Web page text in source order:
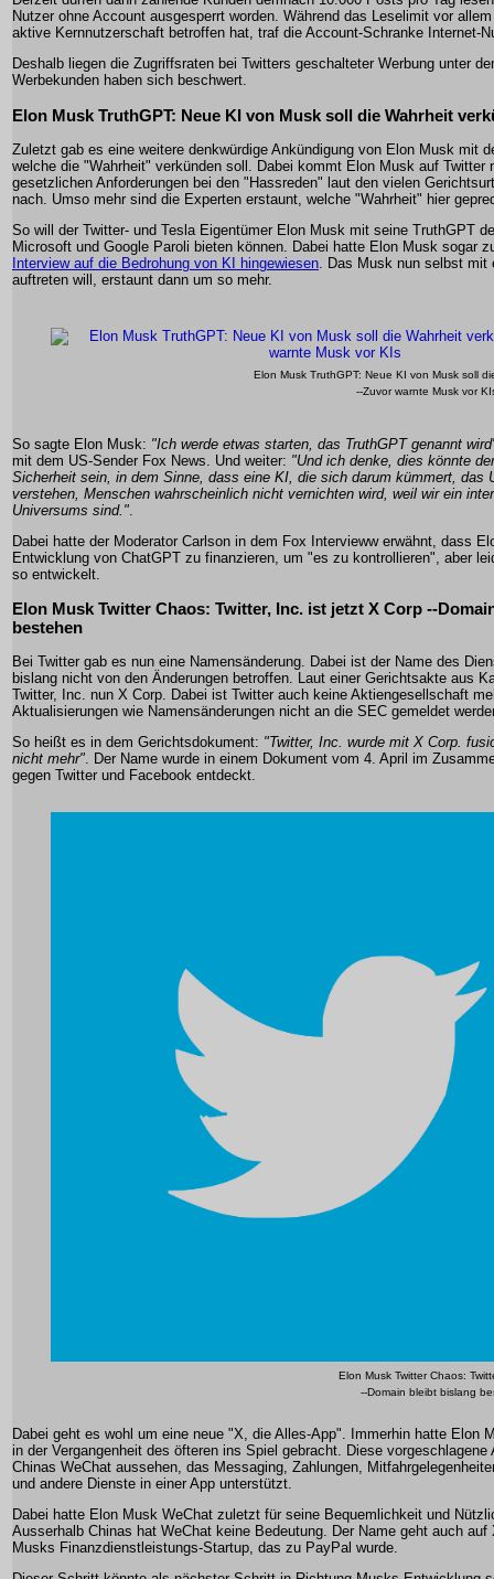
Nutzer ohne Account ausgesperrt worden. Während das Leselimit vor
aktive Kernnutzerschaft betroffen hat, traf die Account-Schranke Internet-
Deshalb liegen die Zugriffsraten bei Twitters geschalteter Werbung unter
Werbekunden haben sich beschwert.
Elon Musk TruthGPT: Neue KI von Musk soll die Wahrheit
Zuletzt gab es eine weitere denkwürdige Ankündigung von Elon Musk mit
welche die "Wahrheit" verkünden soll. Dabei kommt Elon Musk auf Twitter
gesetzlichen Anforderungen bei den "Hassreden" laut den vielen
nach. Umso mehr sind die Experten erstaunt, welche "Wahrheit" hier
So will der Twitter- und Tesla Eigentümer Elon Musk mit seine TruthGPT
Microsoft und Google Paroli bieten können. Dabei hatte Elon Musk sogar
Interview auf die Bedrohung von KI hingewiesen . Das Musk nun selbst
auftreten will, erstaunt dann um so mehr.
Elon Musk TruthGPT: Neue KI von Musk soll
--Zuvor warnte Musk vor
So sagte Elon Musk: "Ich werde etwas starten, das TruthGPT genannt
mit dem US-Sender Fox News. Und weiter: "Und ich denke, dies könnte
Sicherheit sein, in dem Sinne, dass eine KI, die sich darum kümmert, das
verstehen, Menschen wahrscheinlich nicht vernichten wird, weil wir ein
Universums sind."
Dabei hatte der Moderator Carlson in dem Fox Intervieww erwähnt, dass
Entwicklung von ChatGPT zu finanzieren, um "es zu kontrollieren", aber
so entwickelt.
Elon Musk Twitter Chaos: Twitter, Inc. ist jetzt X Corp --
bestehen
Bei Twitter gab es nun eine Namensänderung. Dabei ist der Name des
bislang nicht von den Änderungen betroffen. Laut einer Gerichtsakte aus
Twitter, Inc. nun X Corp. Dabei ist Twitter auch keine Aktiengesellschaft
Aktualisierungen wie Namensänderungen nicht an die SEC gemeldet
So heißt es in dem Gerichtsdokument: "Twitter, Inc. wurde mit X Corp.
nicht mehr". Der Name wurde in einem Dokument vom 4. April im
gegen Twitter und Facebook entdeckt.
Elon Musk Twitter Chaos:
--Domain bleibt bislang
Dabei geht es wohl um eine neue "X, die Alles-App". Immerhin hatte Elon
in der Vergangenheit des öfteren ins Spiel gebracht. Diese vorgeschlagene
Chinas WeChat aussehen, das Messaging, Zahlungen,
und andere Dienste in einer App unterstützt.
Dabei hatte Elon Musk WeChat zuletzt für seine Bequemlichkeit und
Ausserhalb Chinas hat WeChat keine Bedeutung. Der Name geht auch
Musks Finanzdienstleistungs-Startup, das zu PayPal wurde.